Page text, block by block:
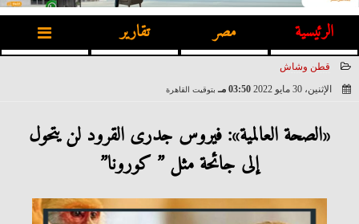
الرئيسية مصر تقارير
قطن وشاش
الإثنين، 30 مايو 2022
03:50 مـ بتوقيت القاهرة
«الصحة العالمية»: فيروس جدرى القرود لن يتحول
إلى جائحة مثل ” كورونا”